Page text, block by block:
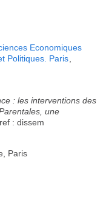
Economiques
Politiques. Paris
: les interventions des
une
: dissem
Paris